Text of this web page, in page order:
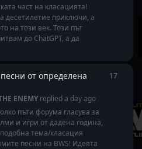
част на класацията!
десетилетие приключи, а
на този век. Този път
до ChatGPT, а да
от определена
ENEMY replieda day ago
пъти форума гласува за
и игри от дадена година,
тема/класация
песни на BWS! Идеята
17